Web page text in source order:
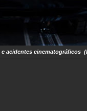
acidentes cinematográficos